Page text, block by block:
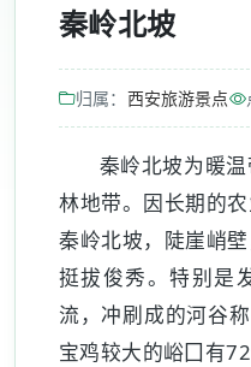
秦岭北坡
归属： 西安旅游景点
秦岭北坡为暖
林地带。因长期的农
秦岭北坡，陡崖峭壁
挺拔俊秀。特别是
流，冲刷成的河谷
宝鸡较大的峪囗有